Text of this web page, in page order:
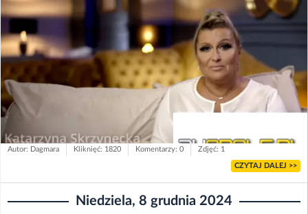
Autor: Dagmara Kliknięć: 1820 Komentarzy: 0 Zdjęć: 1
CZYTAJ DALEJ >>
Niedziela, 8 grudnia 2024